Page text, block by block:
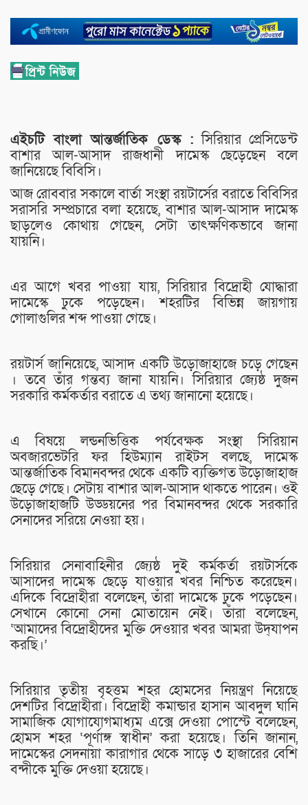
এইচটি বাংলা আন্তর্জাতিক ডেস্ক : সিরিয়ার প্রেসিডেন্ট
বাশার আল-আসাদ রাজধানী দামেস্ক ছেড়েছেন বলে
জানিয়েছে বিবিসি।
আজ রোববার সকালে বার্তা সংস্থা রয়টার্সের বরাতে বিবিসির
সরাসরি সম্প্রচারে বলা হয়েছে, বাশার আল-আসাদ দামেস্ক
ছাড়লেও কোথায় গেছেন, সেটা তাৎক্ষণিকভাবে জানা
যায়নি।
এর আগে খবর পাওয়া যায়, সিরিয়ার বিদ্রোহী যোদ্ধারা
দামেস্কে ঢুকে পড়েছেন। শহরটির বিভিন্ন জায়গায়
গোলাগুলির শব্দ পাওয়া গেছে।
রয়টার্স জানিয়েছে, আসাদ একটি উড়োজাহাজে চড়ে গেছেন
। তবে তাঁর গন্তব্য জানা যায়নি। সিরিয়ার জ্যেষ্ঠ দুজন
সরকারি কর্মকর্তার বরাতে এ তথ্য জানানো হয়েছে।
এ বিষয়ে লন্ডনভিত্তিক পর্যবেক্ষক সংস্থা সিরিয়ান
অবজারভেটরি ফর হিউম্যান রাইটস বলছে, দামেস্ক
আন্তর্জাতিক বিমানবন্দর থেকে একটি ব্যক্তিগত উড়োজাহাজ
ছেড়ে গেছে। সেটায় বাশার আল-আসাদ থাকতে পারেন। ওই
উড়োজাহাজটি উড্ডয়নের পর বিমানবন্দর থেকে সরকারি
সেনাদের সরিয়ে নেওয়া হয়।
সিরিয়ার সেনাবাহিনীর জ্যেষ্ঠ দুই কর্মকর্তা রয়টার্সকে
আসাদের দামেস্ক ছেড়ে যাওয়ার খবর নিশ্চিত করেছেন।
এদিকে বিদ্রোহীরা বলেছেন, তাঁরা দামেস্কে ঢুকে পড়েছেন।
সেখানে কোনো সেনা মোতায়েন নেই। তাঁরা বলেছেন,
‘আমাদের বিদ্রোহীদের মুক্তি দেওয়ার খবর আমরা উদ্‌যাপন
করছি।’
সিরিয়ার তৃতীয় বৃহত্তম শহর হোমসের নিয়ন্ত্রণ নিয়েছে
দেশটির বিদ্রোহীরা। বিদ্রোহী কমান্ডার হাসান আবদুল ঘানি
সামাজিক যোগাযোগমাধ্যম এক্সে দেওয়া পোস্টে বলেছেন,
হোমস শহর ‘পূর্ণাঙ্গ স্বাধীন’ করা হয়েছে। তিনি জানান,
দামেস্কের সেদনায়া কারাগার থেকে সাড়ে ৩ হাজারের বেশি
বন্দীকে মুক্তি দেওয়া হয়েছে।